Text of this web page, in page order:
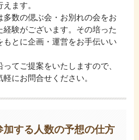
ます。
多数の偲ぶ会・お別れの会をお
経験がございます。その培った
もとに企画・運営をお手伝いい
ってご提案をいたしますので、
軽にお問合せください。
加する人数の予想の仕方